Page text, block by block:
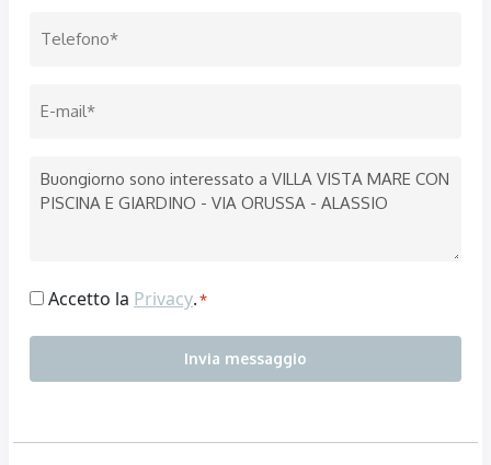
Messaggio
Consenso
Accetto la Privacy.*